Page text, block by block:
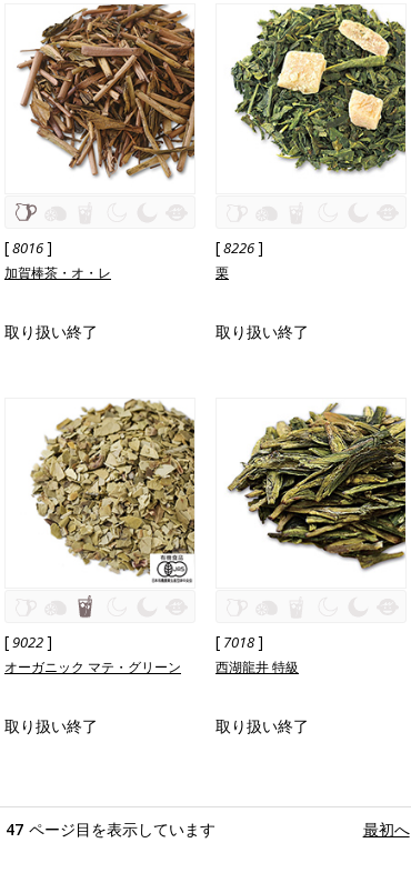
[8016]
加賀棒茶・オ・レ
取り扱い終了
[8226]
栗
取り扱い終了
[9022]
オーガニック マテ・グリーン
取り扱い終了
[ 7018]
西湖龍井 特級
取り扱い終了
47 ページ目を表示しています 最初へ